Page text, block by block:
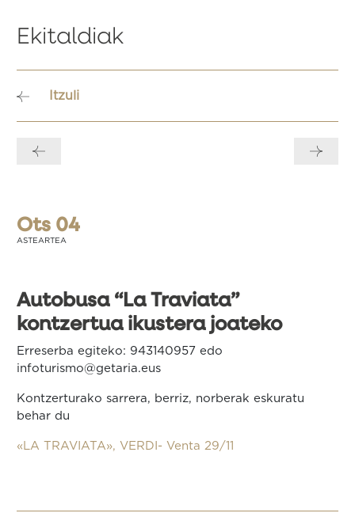
Ekitaldiak
Itzuli
zehar
Ots 04
ASTEARTEA
Autobusa “La Traviata”
kontzertua ikustera joateko
Erreserba egiteko: 943140957 edo
infoturismo@getaria.eus
Kontzerturako sarrera, berriz, norberak eskuratu
behar du
«LA TRAVIATA», VERDI- Venta 29/11